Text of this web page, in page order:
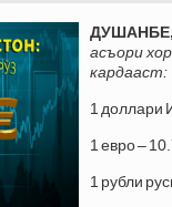
ДУШАНБЕ,
асъори
кардааст:
1 доллари
1 евро –
1 рубли